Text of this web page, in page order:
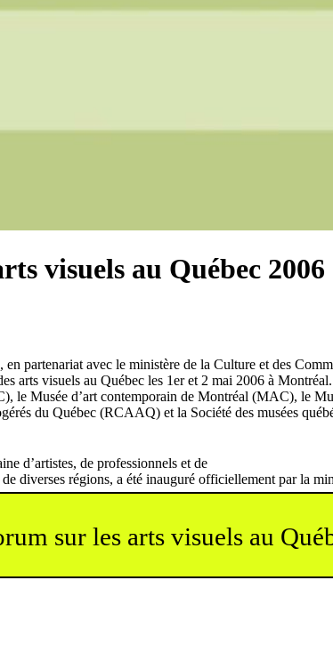
visuels au Québec 2006
partenariat avec le ministère de la Culture et des
arts visuels au Québec les 1er et 2 mai 2006 à
le Musée d’art contemporain de Montréal (MAC), le
du Québec (RCAAQ) et la Société des musées
d’artistes, de professionnels et de
diverses régions, a été inauguré officiellement par la
sur les arts visuels au